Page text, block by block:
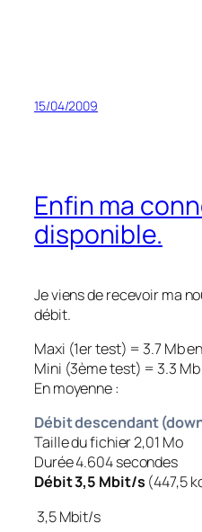
15/04/2009
Enfin ma
disponible.
Je viens de recevoir ma
débit.
Maxi (1er test) = 3.7 Mb
Mini (3ème test) = 3.3
En moyenne :
Débit descendant
Taille du fichier 2,01 Mo
Durée 4.604 secondes
Débit 3,5 Mbit/s (447,5
3,5 Mbit/s